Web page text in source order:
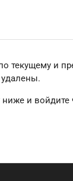
текущему и
и войдите